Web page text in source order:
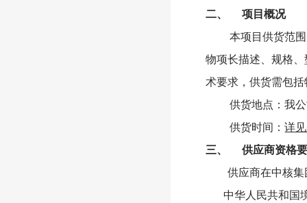
二、
项目概况
本项目供货范
物项长描述、规格
术要求，供货需包
供货地点：我
供货时间：详
三、
供应商资格
供应商在中核
中华人民共和国